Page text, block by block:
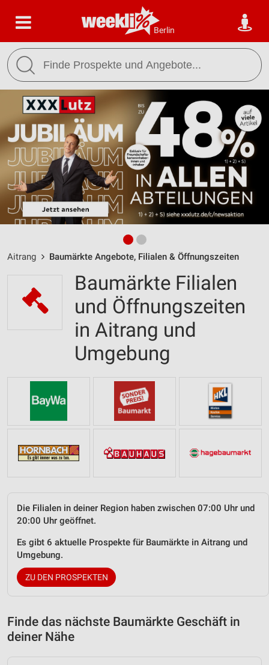
Berlin
Aitrang Baumärkte Angebote, Filialen & Öffnungszeiten
Baumärkte Filialen
und Öffnungszeiten
in Aitrang und
Umgebung
Die Filialen in deiner Region haben zwischen 07:00 Uhr und
20:00 Uhr geöffnet.
Es gibt 6 aktuelle Prospekte für Baumärkte in Aitrang und
Umgebung.
ZU DEN PROSPEKTEN
Finde das nächste Baumärkte Geschäft in
deiner Nähe